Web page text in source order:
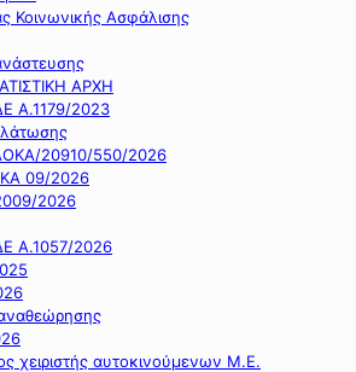
Κοινωνικής Ασφάλισης
ΑΡΧΗ
Α.1179/2023
20910/550/2026
09/2026
2026
Α.1057/2026
χειριστής αυτοκινούμενων Μ.Ε.